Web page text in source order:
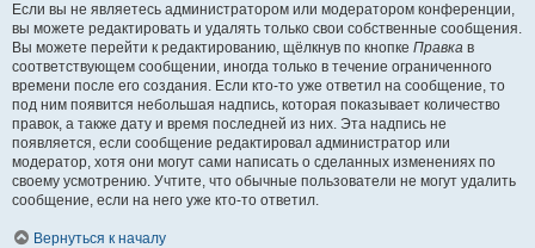
Если вы не являетесь администратором или модератором конференции,
вы можете редактировать и удалять только свои собственные сообщения.
Вы можете перейти к редактированию, щёлкнув по кнопке Правка в
соответствующем сообщении, иногда только в течение ограниченного
времени после его создания. Если кто-то уже ответил на сообщение, то
под ним появится небольшая надпись, которая показывает количество
правок, а также дату и время последней из них. Эта надпись не
появляется, если сообщение редактировал администратор или
модератор, хотя они могут сами написать о сделанных изменениях по
своему усмотрению. Учтите, что обычные пользователи не могут удалить
сообщение, если на него уже кто-то ответил.
Вернуться к началу